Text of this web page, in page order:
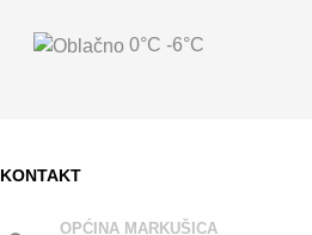
0°C -6°C
KONTAKT
OPĆINA MARKUŠICA